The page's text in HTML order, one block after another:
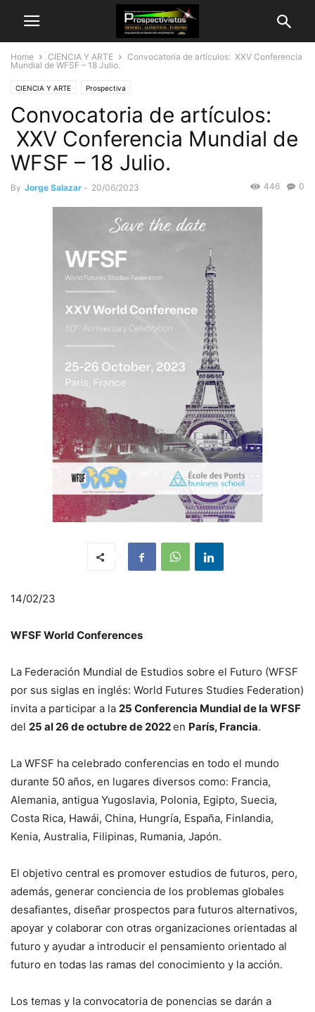
Home CIENCIA Y ARTE
Convocatoria de artículos: XXV Conferencia
Mundial de WFSF – 18 Julio.
CIENCIA Y ARTE Prospectiva
Convocatoria de artículos:
XXV Conferencia Mundial de
WFSF – 18 Julio.
By Jorge Salazar - 20/06/2023 0
446
14/02/23
WFSF World Conferences
La Federación Mundial de Estudios sobre el Futuro (WFSF
por sus siglas en inglés: World Futures Studies Federation)
invita a participar a la 25 Conferencia Mundial de la WFSF
del 25 al 26 de octubre de 2022en París, Francia.
La WFSF ha celebrado conferencias en todo el mundo
durante 50 años, en lugares diversos como: Francia,
Alemania, antigua Yugoslavia, Polonia, Egipto, Suecia,
Costa Rica, Hawái, China, Hungría, España, Finlandia,
Kenia, Australia, Filipinas, Rumania, Japón.
El objetivo central es promover estudios de futuros, pero,
además, generar conciencia de los problemas globales
desafiantes, diseñar prospectos para futuros alternativos,
apoyar y colaborar con otras organizaciones orientadas al
futuro y ayudar a introducir el pensamiento orientado al
futuro en todas las ramas del conocimiento y la acción.
Los temas y la convocatoria de ponencias se darán a